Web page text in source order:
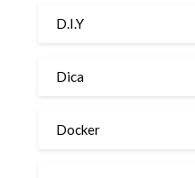
D.I.Y
Dica
Docker